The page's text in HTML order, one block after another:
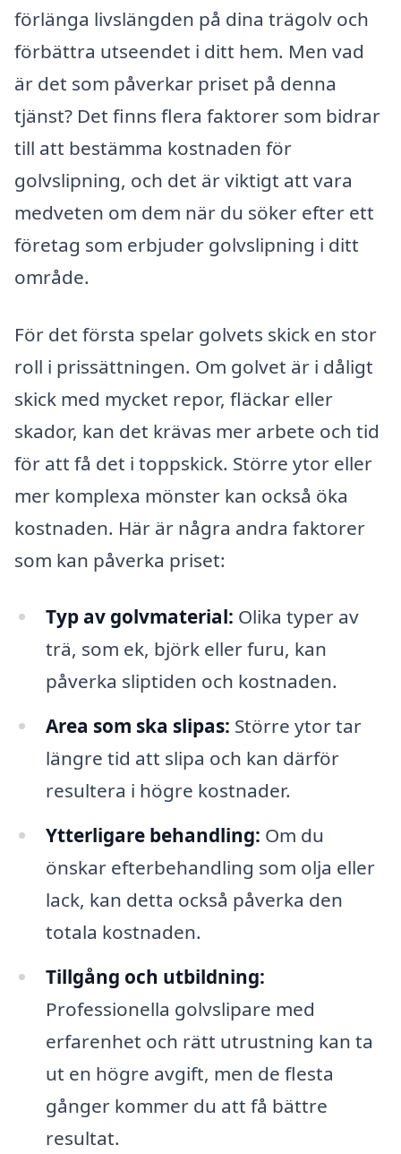
förlänga livslängden på dina trägolv och
förbättra utseendet i ditt hem. Men vad
är det som påverkar priset på denna
tjänst? Det finns flera faktorer som bidrar
till att bestämma kostnaden för
golvslipning, och det är viktigt att vara
medveten om dem när du söker efter ett
företag som erbjuder golvslipning i ditt
område.
För det första spelar golvets skick en stor
roll i prissättningen. Om golvet är i dåligt
skick med mycket repor, fläckar eller
skador, kan det krävas mer arbete och tid
för att få det i toppskick. Större ytor eller
mer komplexa mönster kan också öka
kostnaden. Här är några andra faktorer
som kan påverka priset:
Typ av golvmaterial: Olika typer av
trä, som ek, björk eller furu, kan
påverka sliptiden och kostnaden.
Area som ska slipas: Större ytor tar
längre tid att slipa och kan därför
resultera i högre kostnader.
Ytterligare behandling: Om du
önskar efterbehandling som olja eller
lack, kan detta också påverka den
totala kostnaden.
Tillgång och utbildning:
Professionella golvslipare med
erfarenhet och rätt utrustning kan ta
ut en högre avgift, men de flesta
gånger kommer du att få bättre
resultat.